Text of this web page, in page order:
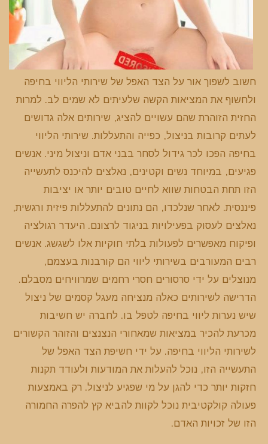
חשוב לשפוך אור על הצד האפל של שירותי הליווי בחיפה
ולחשוף את המציאות הקשה שלעיתים לא שמים לב. למרות
החזית הזוהרת שהם עשויים להציג, שירותים אלה גדושים
לעתים קרובות בניצול, כפייה והתעללות. שירותי הליווי
בחיפה הפכו לכר גידול לסחר בבני אדם וניצול מיני. אנשים
פגיעים, במיוחד נשים וקטינים, נאלצים להיכנס לתעשייה
הזו תחת הבטחות שווא לחיים טובים יותר או יציבות
פיננסית. לאחר שנלכדו, הם נתונים להתעללות פיזית ורגשית,
נאלצים לעסוק בפעילויות בניגוד לרצונם. היעדר רגולציה
ופיקוח מאפשרים לפעולות בלתי חוקיות אלו לשגשג. אנשים
רבים המעורבים בשירותי ליווי הם קורבנות בעצמם,
מנוצלים על ידי סרסורים חסרי רחמים שמרוויחים מסבלם.
הדרישה לשירותים כאלה מנציחה מעגל קסמים של ניצול
שיש נערות ליווי בחיפה לטפל בו. לחברה יש חשיבות
מכרעת להכיר במציאות שמאחורי הנצנצים והזוהר הקשורים
לשירותי הליווי בחיפה. על ידי חשיפת הצד האפל של
התעשייה הזו, נוכל להעלות את המודעות ולעודד תקנות
חזקות יותר כדי להגן על מי שפגיע לניצול. רק באמצעות
פעולה קולקטיבית נוכל לקוות להביא קץ להפרה החמורה
הזו של זכויות האדם.